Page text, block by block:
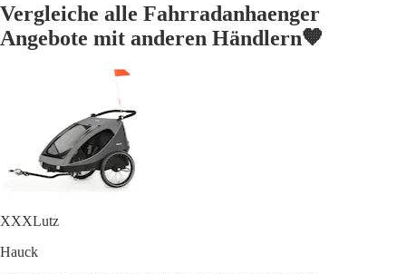
Vergleiche alle Fahrradanhaenger
Angebote mit anderen Händlern🧡
XXXLutz
Hauck